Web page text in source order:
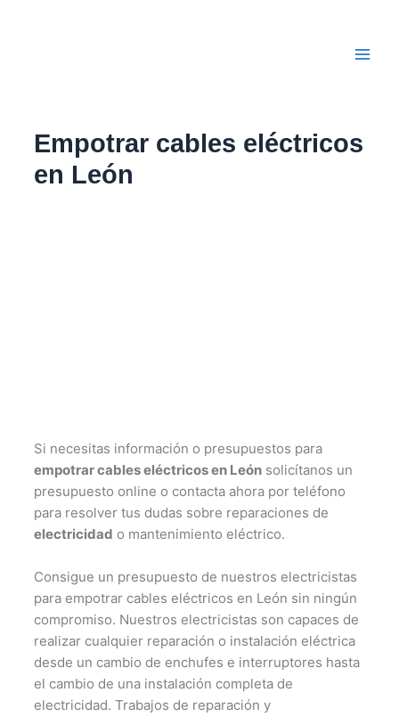
Empotrar cables eléctricos
en León
Si necesitas información o presupuestos para
empotrar cables eléctricos en Leónsolicítanos un
presupuesto online o contacta ahora por teléfono
para resolver tus dudas sobre reparaciones de
electricidad o mantenimiento eléctrico.
Consigue un presupuesto de nuestros electricistas
para empotrar cables eléctricos en León sin ningún
compromiso. Nuestros electricistas son capaces de
realizar cualquier reparación o instalación eléctrica
desde un cambio de enchufes e interruptores hasta
el cambio de una instalación completa de
electricidad. Trabajos de reparación y